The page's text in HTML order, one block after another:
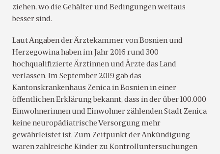
ziehen, wo die Gehälter und Bedingungen weitaus
besser sind.
Laut Angaben der Ärztekammer von Bosnien und
Herzegowina haben im Jahr 2016 rund 300
hochqualifizierte Ärztinnen und Ärzte das Land
verlassen. Im September 2019 gab das
Kantonskrankenhaus Zenica in Bosnien in einer
öffentlichen Erklärung bekannt, dass in der über 100.000
Einwohnerinnen und Einwohner zählenden Stadt Zenica
keine neuropädiatrische Versorgung mehr
gewährleistet ist. Zum Zeitpunkt der Ankündigung
waren zahlreiche Kinder zu Kontrolluntersuchungen